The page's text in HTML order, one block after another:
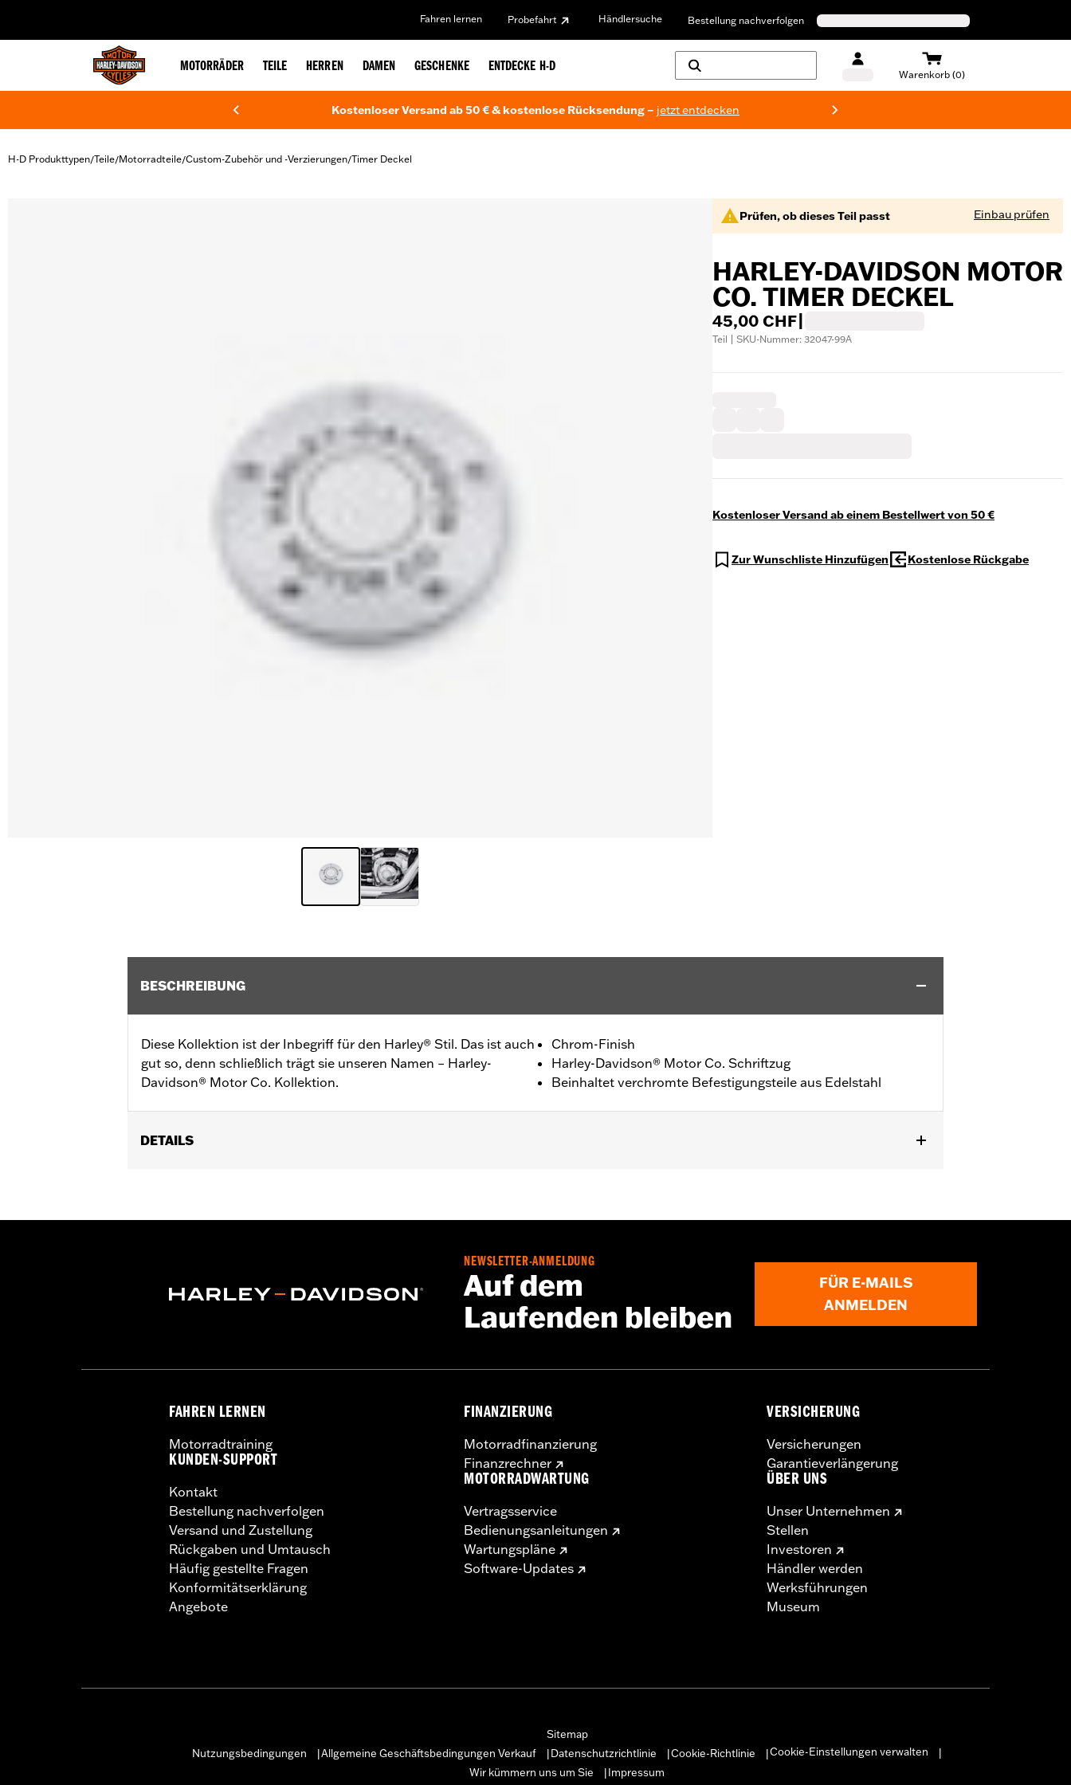
Fahren lernen Probefahrt Händlersuche Bestellung nachverfolgen
MOTORRÄDER TEILE HERREN DAMEN GESCHENKE ENTDECKE H-D
Warenkorb (0)
Kostenloser Versand ab 50 € & kostenlose Rücksendung – jetzt entdecken
H-D Produkttypen/Teile/Motorradteile/Custom-Zubehör und -Verzierungen/Timer Deckel
Prüfen, ob dieses Teil passt Einbau prüfen
HARLEY-DAVIDSON MOTOR
CO. TIMER DECKEL
45,00 CHF
Teil | SKU-Nummer: 32047-99A
Kostenloser Versand ab einem Bestellwert von 50 €
Zur Wunschliste Hinzufügen Kostenlose Rückgabe
BESCHREIBUNG
Diese Kollektion ist der Inbegriff für den Harley® Stil. Das ist auch
gut so, denn schließlich trägt sie unseren Namen – Harley-
Davidson® Motor Co. Kollektion.
Chrom-Finish
Harley-Davidson® Motor Co. Schriftzug
Beinhaltet verchromte Befestigungsteile aus Edelstahl
DETAILS
Kollektion:Harley-Davidson Motor Co.
Befestigungsteile aus verchromtem Edelstahl
www.h-d.com/warranty
for full details
NOTIZEN: Für den Aus- und Einbau von Motorabdeckungen müssen möglicherweise neue Dichtungen gekauft werden. Wende Dich für
NEWSLETTER-ANMELDUNG
Auf dem
Laufenden bleiben
FÜR E-MAILS
ANMELDEN
FAHREN LERNEN
Motorradtraining
KUNDEN-SUPPORT
Kontakt
Bestellung nachverfolgen
Versand und Zustellung
Rückgaben und Umtausch
Häufig gestellte Fragen
Konformitätserklärung
Angebote
FINANZIERUNG
Motorradfinanzierung
Finanzrechner
MOTORRADWARTUNG
Vertragsservice
Bedienungsanleitungen
Wartungspläne
Software-Updates
VERSICHERUNG
Versicherungen
Garantieverlängerung
ÜBER UNS
Unser Unternehmen
Stellen
Investoren
Händler werden
Werksführungen
Museum
Sitemap
Nutzungsbedingungen
Allgemeine Geschäftsbedingungen Verkauf Datenschutzrichtlinie Cookie-Richtlinie Cookie-Einstellungen verwalten
Wir kümmern uns um Sie
Impressum